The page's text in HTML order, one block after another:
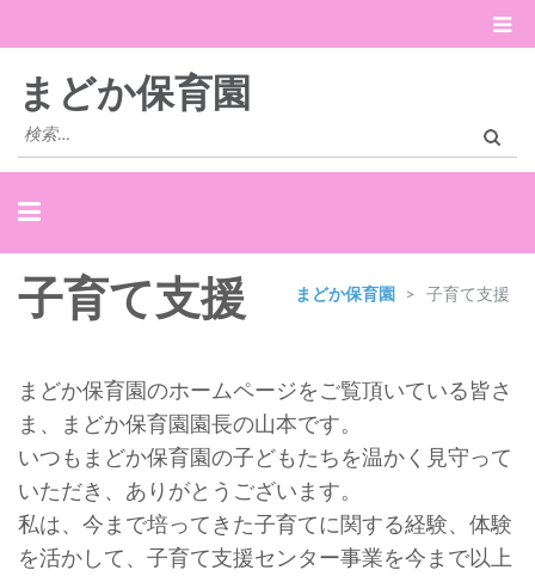
まどか保育園
検
索:
子育て支援 まどか保育園 > 子育て支援
まどか保育園のホームページをご覧頂いている皆さ
ま、まどか保育園園長の山本です。
いつもまどか保育園の子どもたちを温かく見守って
いただき、ありがとうございます。
私は、今まで培ってきた子育てに関する経験、体験
を活かして、子育て支援センター事業を今まで以上